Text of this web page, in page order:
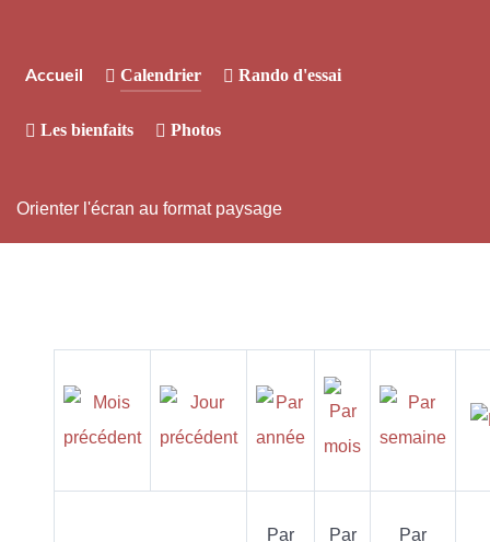
Accueil Calendrier Rando d'essai
Les bienfaits Photos
Orienter l'écran au format paysage
Par
Par
Par